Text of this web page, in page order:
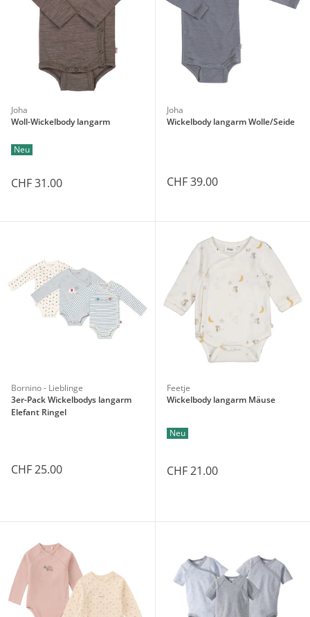
Joha
Woll-Wickelbody langarm
Neu
CHF 31.00
Joha
Wickelbody langarm Wolle/Seide
CHF 39.00
Bornino - Lieblinge
3er-Pack Wickelbodys langarm
Elefant Ringel
CHF 25.00
Feetje
Wickelbody langarm Mäuse
Neu
CHF 21.00